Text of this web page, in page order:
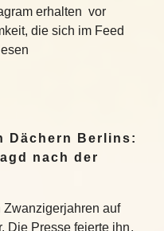
erhalten vor
die sich im Feed
Dächern Berlins:
nach der
Zwanzigerjahren auf
Die Presse feierte ihn,